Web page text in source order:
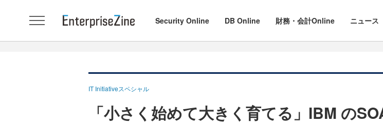
Security Online DB Online 財務・会計Online ニュース
IT Initiativeスペシャル
「小さく始めて大きく育てる」IBM の